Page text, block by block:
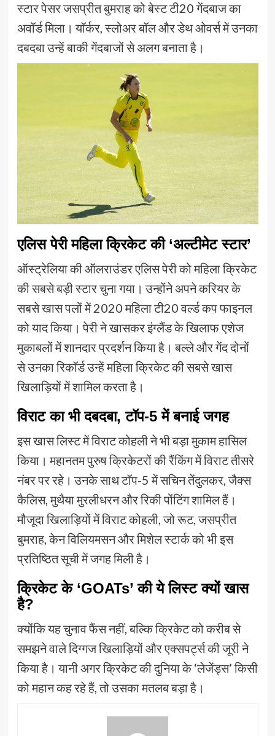
स्टार पेसर जसप्रीत बुमराह को बेस्ट टी20 गेंदबाज का
अवॉर्ड मिला। यॉर्कर, स्लोअर बॉल और डेथ ओवर्स में उनका
दबदबा उन्हें बाकी गेंदबाजों से अलग बनाता है।
एलिस पेरी महिला क्रिकेट की ‘अल्टीमेट स्टार’
ऑस्ट्रेलिया की ऑलराउंडर एलिस पेरी को महिला क्रिकेट
की सबसे बड़ी स्टार चुना गया। उन्होंने अपने करियर के
सबसे खास पलों में 2020 महिला टी20 वर्ल्ड कप फाइनल
को याद किया। पेरी ने खासकर इंग्लैंड के खिलाफ एशेज
मुकाबलों में शानदार प्रदर्शन किया है। बल्ले और गेंद दोनों
से उनका रिकॉर्ड उन्हें महिला क्रिकेट की सबसे खास
खिलाड़ियों में शामिल करता है।
विराट का भी दबदबा, टॉप-5 में बनाई जगह
इस खास लिस्ट में विराट कोहली ने भी बड़ा मुकाम हासिल
किया। महानतम पुरुष क्रिकेटरों की रैंकिंग में विराट तीसरे
नंबर पर रहे। उनके साथ टॉप-5 में सचिन तेंदुलकर, जैक्स
कैलिस, मुथैया मुरलीधरन और रिकी पोंटिंग शामिल हैं।
मौजूदा खिलाड़ियों में विराट कोहली, जो रूट, जसप्रीत
बुमराह, केन विलियमसन और मिशेल स्टार्क को भी इस
प्रतिष्ठित सूची में जगह मिली है।
क्रिकेट के ‘GOATs’ की ये लिस्ट क्यों खास
है?
क्योंकि यह चुनाव फैंस नहीं, बल्कि क्रिकेट को करीब से
समझने वाले दिग्गज खिलाड़ियों और एक्सपर्ट्स की जूरी ने
किया है। यानी अगर क्रिकेट की दुनिया के ‘लेजेंड्स’ किसी
को महान कह रहे हैं, तो उसका मतलब बड़ा है।